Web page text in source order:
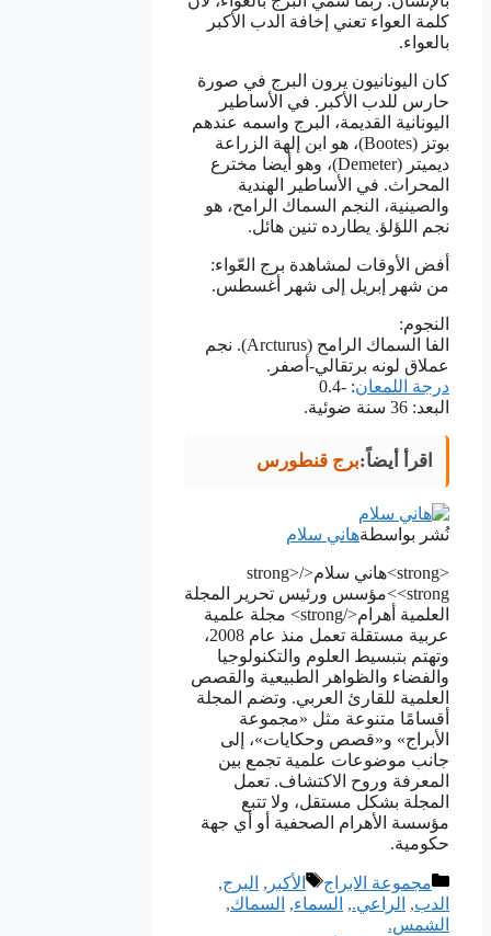
كلمة العواء تعني إخافة الدب الأكبر
بالعواء.
كان اليونانيون يرون البرج في صورة
حارس للدب الأكبر. في الأساطير
اليونانية القديمة، البرج واسمه عندهم
بوتز (Bootes)، هو ابن إلهة الزراعة
ديميتر (Demeter)، وهو أيضا مخترع
المحراث. في الأساطير الهندية
والصينية، النجم السماك الرامح، هو
نجم اللؤلؤ. يطارده تنين هائل.
أفض الأوقات لمشاهدة برج العّواء:
من شهر إبريل إلى شهر أغسطس.
النجوم:
الفا السماك الرامح (Arcturus). نجم
عملاق لونه برتقالي-أصفر.
درجة اللمعان: -0.4
البعد: 36 سنة ضوئية.
اقرأ أيضاً:برج قنطورس
نُشر بواسطةهاني سلام
<strong>هاني سلام</strong>
<strong>مؤسس ورئيس تحرير المجلة
العلمية أهرام</strong> مجلة علمية
عربية مستقلة تعمل منذ عام 2008،
وتهتم بتبسيط العلوم والتكنولوجيا
والفضاء والظواهر الطبيعية والقصص
العلمية للقارئ العربي. وتضم المجلة
أقسامًا متنوعة مثل «مجموعة
الأبراج» و«قصص وحكايات»، إلى
جانب موضوعات علمية تجمع بين
المعرفة وروح الاكتشاف. تعمل
المجلة بشكل مستقل، ولا تتبع
مؤسسة الأهرام الصحفية أو أي جهة
حكومية.
التصنيفات
مجموعة الابراج الوسوم
الأكبر , البرج,
الدب, الراعي., السماء, السماك,
الشمس.